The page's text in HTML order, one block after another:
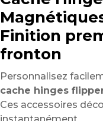
Finition
fronton
Personnalisez
cache hinges
Ces accessoires